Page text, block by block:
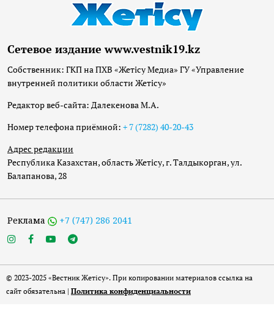
Сетевое издание www.vestnik19.kz
Собственник: ГКП на ПХВ «Жетісу Медиа» ГУ «Управление
внутренней политики области Жетісу»
Редактор веб-сайта: Далекенова М.А.
Номер телефона приёмной: + 7 (7282) 40-20-43
Адрес редакции
Республика Казахстан, область Жетісу, г. Талдыкорган, ул.
Балапанова, 28
Реклама +7 (747) 286 2041
© 2023-2025 «Вестник Жетісу». При копировании материалов ссылка на
сайт обязательна | Политика конфиденциальности